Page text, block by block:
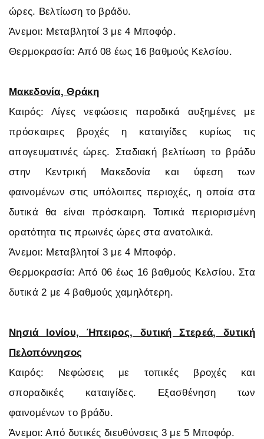
ώρες. Βελτίωση το βράδυ.
Άνεμοι: Μεταβλητοί 3 με 4 Μποφόρ.
Θερμοκρασία: Από 08 έως 16 βαθμούς Κελσίου.
Μακεδονία, Θράκη
Καιρός: Λίγες νεφώσεις παροδικά αυξημένες με
πρόσκαιρες βροχές η καταιγίδες κυρίως τις
απογευματινές ώρες. Σταδιακή βελτίωση το βράδυ
στην Κεντρική Μακεδονία και ύφεση των
φαινομένων στις υπόλοιπες περιοχές, η οποία στα
δυτικά θα είναι πρόσκαιρη. Τοπικά περιορισμένη
ορατότητα τις πρωινές ώρες στα ανατολικά.
Άνεμοι: Μεταβλητοί 3 με 4 Μποφόρ.
Θερμοκρασία: Από 06 έως 16 βαθμούς Κελσίου. Στα
δυτικά 2 με 4 βαθμούς χαμηλότερη.
Νησιά Ιονίου, Ήπειρος, δυτική Στερεά, δυτική
Πελοπόννησος
Καιρός: Νεφώσεις με τοπικές βροχές και
σποραδικές καταιγίδες. Εξασθένηση των
φαινομένων το βράδυ.
Άνεμοι: Από δυτικές διευθύνσεις 3 με 5 Μποφόρ.